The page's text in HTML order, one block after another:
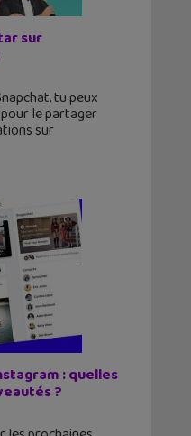
sur
tu peux
le partager
sur
: quelles
?